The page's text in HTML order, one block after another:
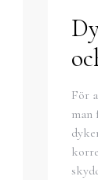
För
man